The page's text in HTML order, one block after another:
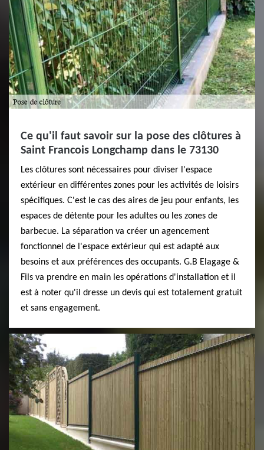
Ce qu'il faut savoir sur la pose des clôtures à
Saint Francois Longchamp dans le 73130
Les clôtures sont nécessaires pour diviser l'espace
extérieur en différentes zones pour les activités de loisirs
spécifiques. C'est le cas des aires de jeu pour enfants, les
espaces de détente pour les adultes ou les zones de
barbecue. La séparation va créer un agencement
fonctionnel de l'espace extérieur qui est adapté aux
besoins et aux préférences des occupants. G.B Elagage &
Fils va prendre en main les opérations d'installation et il
est à noter qu'il dresse un devis qui est totalement gratuit
et sans engagement.